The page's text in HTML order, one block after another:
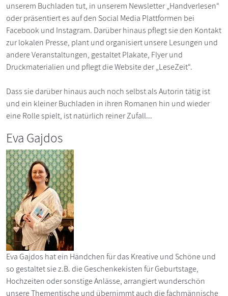
unserem Buchladen tut, in unserem Newsletter „Handverlesen“
oder präsentiert es auf den Social Media Plattformen bei
Facebook und Instagram. Darüber hinaus pflegt sie den Kontakt
zur lokalen Presse, plant und organisiert unsere Lesungen und
andere Veranstaltungen, gestaltet Plakate, Flyer und
Druckmaterialien und pflegt die Website der „LeseZeit“.
Dass sie darüber hinaus auch noch selbst als Autorin tätig ist
und ein kleiner Buchladen in ihren Romanen hin und wieder
eine Rolle spielt, ist natürlich reiner Zufall...
Eva Gajdos
Eva Gajdos hat ein Händchen für das Kreative und Schöne und
so gestaltet sie z.B. die Geschenkekisten für Geburtstage,
Hochzeiten oder sonstige Anlässe, arrangiert wunderschön
unsere Thementische und übernimmt auch die fachmännische